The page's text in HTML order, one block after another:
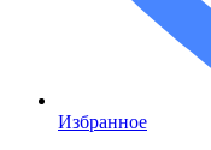
Избранное